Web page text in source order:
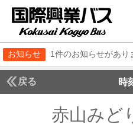
お知らせ 1件のお知らせがあり
戻る 時
赤山みど